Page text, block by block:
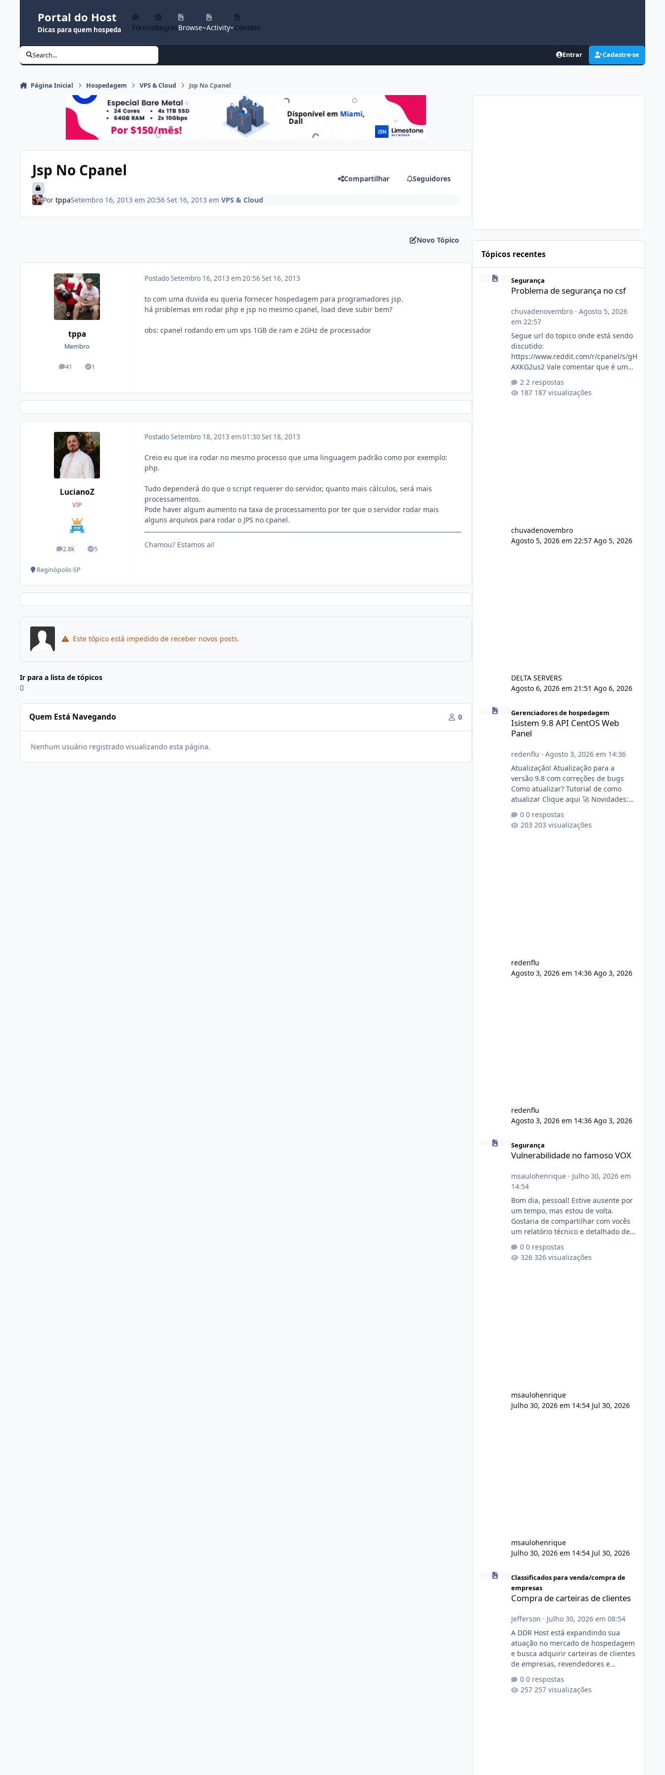
Portal do Host
Dicas para quem hospeda FórunsRegrasBrowse Activity Contato
Search... Entrar Cadastre-se
Página Inicial Hospedagem VPS & Cloud Jsp No Cpanel
Jsp No Cpanel Compartilhar Seguidores
Por tppaSetembro 16, 2013 em 20:56 Set 16, 2013 em VPS & Cloud
Novo Tópico
tppa
Membro
41
posts 1
Soluções
PostadoSetembro 16, 2013 em 20:56 Set 16, 2013
to com uma duvida eu queria fornecer hospedagem para programadores jsp.
há problemas em rodar php e jsp no mesmo cpanel, load deve subir bem?
obs: cpanel rodando em um vps 1GB de ram e 2GHz de processador
LucianoZ
VIP
2.8k
posts 5
Soluções
Reginópolis-SP
PostadoSetembro 18, 2013 em 01:30 Set 18, 2013
Creio eu que ira rodar no mesmo processo que uma linguagem padrão como por exemplo:
php.
Tudo dependerá do que o script requerer do servidor, quanto mais cálculos, será mais
processamentos.
Pode haver algum aumento na taxa de processamento por ter que o servidor rodar mais
alguns arquivos para rodar o JPS no cpanel.
Chamou? Estamos ai!
Este tópico está impedido de receber novos posts.
Ir para a lista de tópicos
Quem Está Navegando 0
Nenhum usuário registrado visualizando esta página.
Tópicos recentes
Problema de segurança no csf
Segurança
Problema de segurança no csf
chuvadenovembro· Agosto 5, 2026
em 22:57
Segue url do topico onde está sendo
discutido:
https://www.reddit.com/r/cpanel/s/gH
AXKG2us2 Vale comentar que é um
pegada no da.
2 respostas
187 visualizações
chuvadenovembro
Agosto 5, 2026 em 22:57 Ago 5, 2026
DELTA SERVERS
Agosto 6, 2026 em 21:51 Ago 6, 2026
Isistem 9.8 API CentOS Web Panel
Gerenciadores de hospedagem
Isistem 9.8 API CentOS Web
Panel
redenflu · Agosto 3, 2026 em 14:36
Atualização! Atualização para a
versão 9.8 com correções de bugs
Como atualizar? Tutorial de como
atualizar Clique aqui 🚀 Novidades:
publico para consulta de sub.dominio
autorizado a usasr o isistem:
0 respostas
203 visualizações
redenflu
Agosto 3, 2026 em 14:36 Ago 3, 2026
redenflu
Agosto 3, 2026 em 14:36 Ago 3, 2026
Vulnerabilidade no famoso VOX
Segurança
Vulnerabilidade no famoso VOX
msaulohenrique· Julho 30, 2026 em
14:54
Bom dia, pessoal! Estive ausente por
um tempo, mas estou de volta.
Gostaria de compartilhar com vocês
um relatório técnico e detalhado de
conformidade referente
ao VOXPANEL (versão atualmente em
0 respostas
326 visualizações
msaulohenrique
Julho 30, 2026 em 14:54 Jul 30, 2026
msaulohenrique
Julho 30, 2026 em 14:54 Jul 30, 2026
Compra de carteiras de clientes
Classificados para venda/compra de
empresas
Compra de carteiras de clientes
Jefferson · Julho 30, 2026 em 08:54
A DDR Host está expandindo sua
atuação no mercado de hospedagem
e busca adquirir carteiras de clientes
de empresas, revendedores e
suas atividades ou reduzir sua
operação. Se você possui clientes
0 respostas
257 visualizações